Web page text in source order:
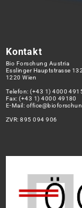
Kontakt
Bio Forschung Austria
Esslinger Hauptstrasse
1220 Wien
Telefon:(+43 1) 4000
Fax: (+43 1) 4000 49180
E-Mail:
ZVR: 895 094 906